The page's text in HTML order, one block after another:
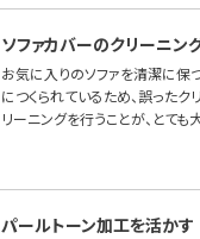
ソファカバーのクリーニン
お気に入りのソファを清潔に保
につくられているため、誤った
リーニングを行うことが、とて
パールトーン加工を活かす